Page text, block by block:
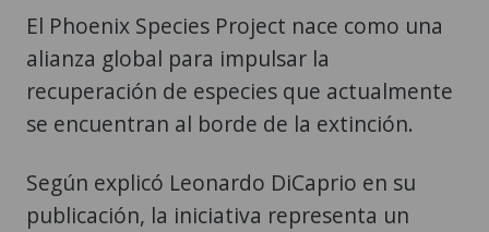
El Phoenix Species Project nace como una
alianza global para impulsar la
recuperación de especies que actualmente
se encuentran al borde de la extinción.
Según explicó Leonardo DiCaprio en su
publicación, la iniciativa representa un